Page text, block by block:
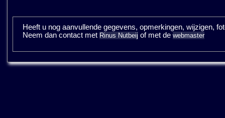
Heeft u nog aanvullende gegevens, opmerkingen, wijzigen,
Neem dan contact met Rinus Nutbeij of met de webmaster